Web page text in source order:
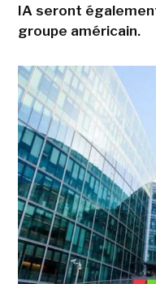
IA seront
groupe américain.